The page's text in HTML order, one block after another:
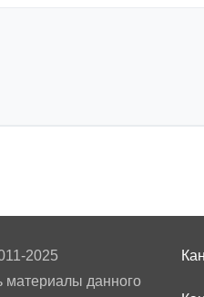
2025
материалы данного